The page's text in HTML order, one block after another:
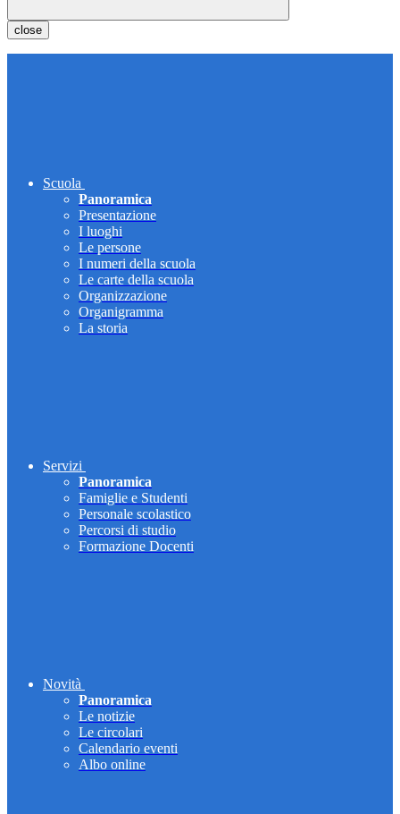
close
Scuola
Panoramica
Presentazione
I luoghi
Le persone
I numeri della scuola
Le carte della scuola
Organizzazione
Organigramma
La storia
Servizi
Panoramica
Famiglie e Studenti
Personale scolastico
Percorsi di studio
Formazione Docenti
Novità
Panoramica
Le notizie
Le circolari
Calendario eventi
Albo online